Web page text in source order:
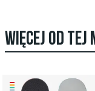
WIĘCEJ OD TEJ